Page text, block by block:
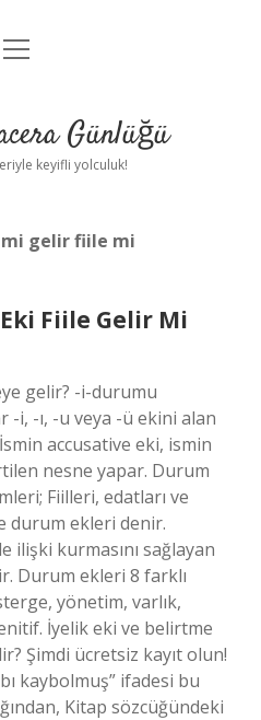
Uyarı
menüyü
Günlüğü
keyifli yolculuk!
gelir fiile mi
Fiile Gelir Mi
gelir? -i-durumu
i, -ı, -u veya -ü ekini alan
accusative eki, ismin
nesne yapar. Durum
Fiilleri, edatları ve
durum ekleri denir.
ilişki kurmasını sağlayan
Durum ekleri 8 farklı
yönetim, varlık,
İyelik eki ve belirtme
Şimdi ücretsiz kayıt olun!
kaybolmuş” ifadesi bu
Kitap sözcüğündeki